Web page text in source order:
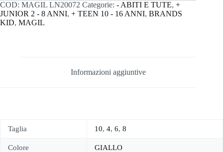
COD: MAGIL LN20072 Categorie: - ABITI E TUTE, +
JUNIOR 2 - 8 ANNI, + TEEN 10 - 16 ANNI, BRANDS
KID, MAGIL
Informazioni aggiuntive
Taglia 10, 4, 6, 8
Colore GIALLO